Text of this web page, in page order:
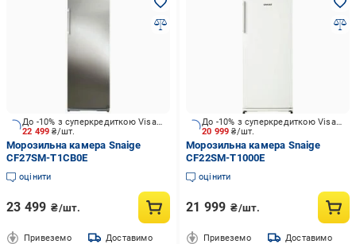
22 499₴/шт.
До -10% з суперкредиткою Visa Вигода
Морозильна камера Snaige
CF27SM-T1CB0E
оцінити
23 499 ₴/шт.
Привеземо Доставимо
20 999₴/шт.
До -10% з суперкредиткою Visa Вигода
Морозильна камера Snaige
CF22SM-T1000E
оцінити
21 999 ₴/шт.
Привеземо Доставимо